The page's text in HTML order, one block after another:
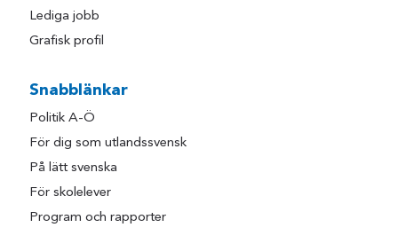
Lediga jobb
Grafisk profil
Snabblänkar
Politik A-Ö
För dig som utlandssvensk
På lätt svenska
För skolelever
Program och rapporter